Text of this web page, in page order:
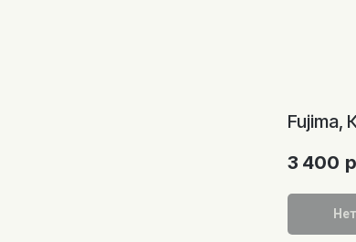
Fujima,
3 400